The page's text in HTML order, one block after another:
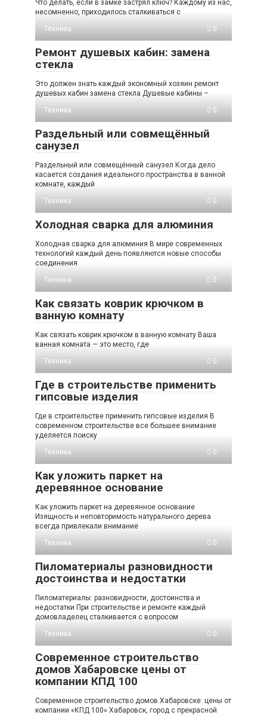
Что делать, если в замке застрял ключ? Каждому из нас,
несомненно, приходилось сталкиваться с
Техника
0
Ремонт душевых кабин: замена
стекла
Это должен знать каждый экономный хозяин ремонт
душевых кабин замена стекла Душевые кабины –
Техника
0
Раздельный или совмещённый
санузел
Раздельный или совмещённый санузел Когда дело
касается создания идеального пространства в ванной
комнате, каждый
Техника
0
Холодная сварка для алюминия
Холодная сварка для алюминия В мире современных
технологий каждый день появляются новые способы
соединения
Техника
0
Как связать коврик крючком в
ванную комнату
Как связать коврик крючком в ванную комнату Ваша
ванная комната — это место, где
Техника
0
Где в строительстве применить
гипсовые изделия
Где в строительстве применить гипсовые изделия В
современном строительстве все большее внимание
уделяется поиску
Техника
0
Как уложить паркет на
деревянное основание
Как уложить паркет на деревянное основание
Изящность и неповторимость натурального дерева
всегда привлекали внимание
Техника
0
Пиломатериалы разновидности
достоинства и недостатки
Пиломатериалы: разновидности, достоинства и
недостатки При строительстве и ремонте каждый
домовладелец сталкивается с вопросом
Техника
0
Современное строительство
домов Хабаровске цены от
компании КПД 100
Современное строительство домов Хабаровске: цены от
компании «КПД 100» Хабаровск, город с прекрасной